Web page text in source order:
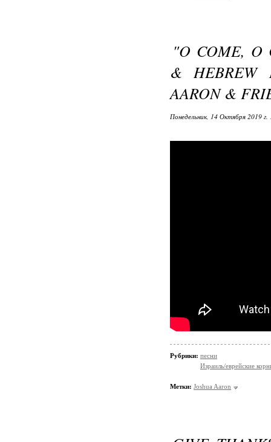
"O COME, O
& HEBREW
AARON &
Понедельник, 14 Октября 2019
Рубрики: песни
Израиль/еврейские
Метки: Joshua Aaron